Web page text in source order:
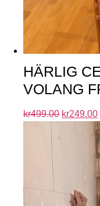
HÄRLIG
VOLANG
kr499.00 kr249.00